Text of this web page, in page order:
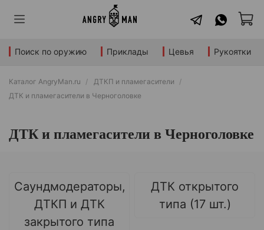
Поиск по оружию Приклады Цевья Рукоятки
Каталог AngryMan.ru
ДТКП и пламегасители
ДТК и пламегасители в Черноголовке
ДТК и пламегасители в Черноголовке
Саундмодераторы,
ДТКП и ДТК
закрытого типа
ДТК открытого
типа (17 шт.)